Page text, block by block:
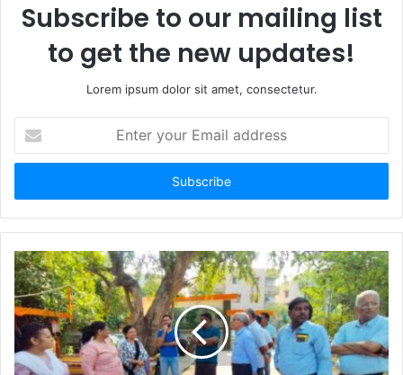
Subscribe to our mailing list
to get the new updates!
Lorem ipsum dolor sit amet, consectetur.
your
Email